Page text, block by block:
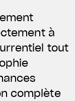
à
tout
complète